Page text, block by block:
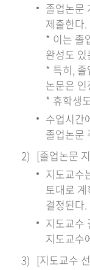
졸업논문
제출한다.
* 이는 졸
완성도
* 특히,
논문은
* 휴학생
수업시간
졸업논문
[졸업논문
지도교수
토대로
결정된다.
지도교수
지도교수
[지도교수